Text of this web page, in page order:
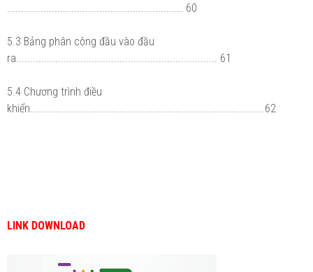
............................................................... 60
5.3 Bảng phân công đầu vào đầu
ra........................................................................ 61
5.4 Chương trình điều
khiển....................................................................................62
LINK DOWNLOAD